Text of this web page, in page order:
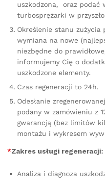
uszkodzona, oraz podać
turbosprężarki w
Określenie stanu zużycia
wymiana na nowe
niezbędne do
informujemy Cię o
uszkodzone elementy.
Czas regeneracji to 24h.
Odesłanie
podany w zamówieniu z
gwarancją (bez limitów
montażu i wykresem
*Zakres usługi regeneracji:
Analiza i diagnoza